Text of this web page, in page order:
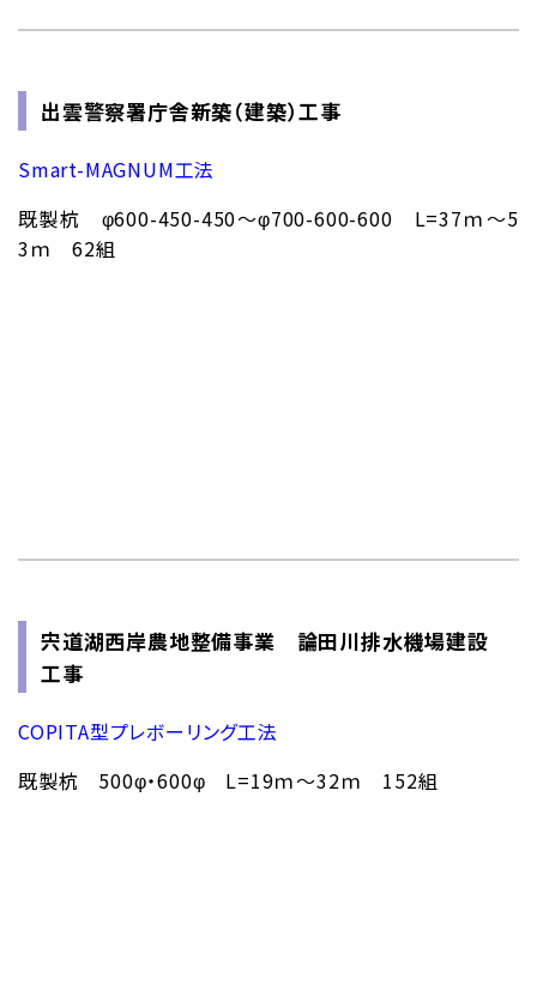
出雲警察署庁舎新築（建築）工事
Smart-MAGNUM工法
既製杭 φ600-450-450～φ700-600-600 L=37ｍ～5
3ｍ 62組
宍道湖西岸農地整備事業 論田川排水機場建設
工事
COPITA型プレボーリング工法
既製杭 500φ・600φ L=19ｍ～32ｍ 152組